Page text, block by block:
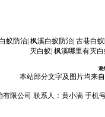
蚁防治| 枫溪白蚁防治| 古巷白
灭白蚁 枫溪哪里有灭白
潮
本站部分文字及图片均来
限公司 联系人：黄小满 手机